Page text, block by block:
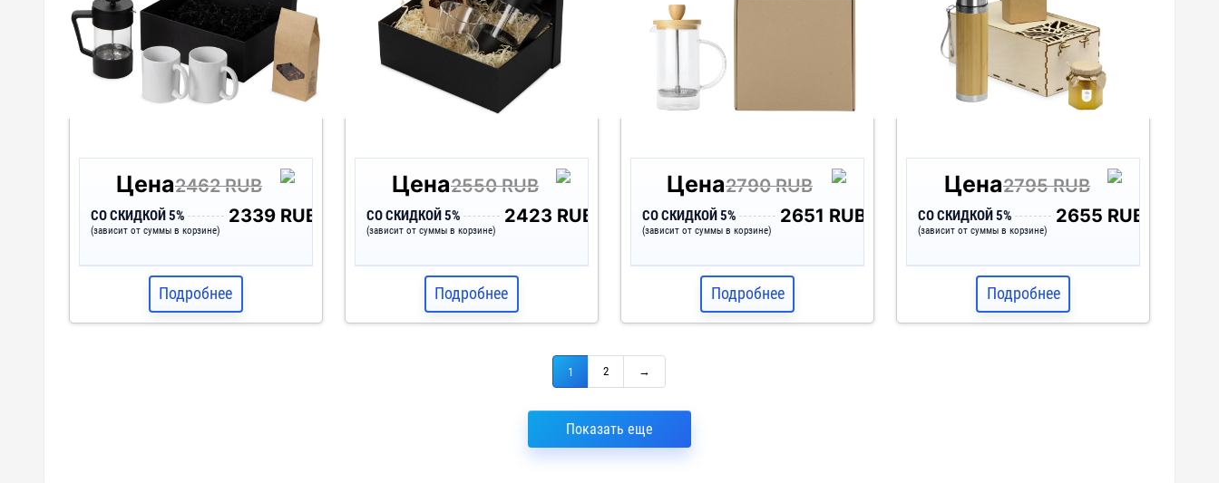
Цена2462 RUB
СО СКИДКОЙ 5%
(зависит от суммы в корзине)
2339 RUB
Подробнее
Цена2550 RUB
СО СКИДКОЙ 5%
(зависит от суммы в корзине)
2423 RUB
Подробнее
Цена2790 RUB
СО СКИДКОЙ 5%
(зависит от суммы в корзине)
2651 RUB
Подробнее
Цена2795 RUB
СО СКИДКОЙ 5%
(зависит от суммы в корзине)
2655 RUB
Подробнее
1 2 →
Показать еще